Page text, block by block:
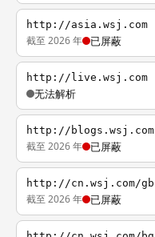
http://asia.wsj.com
截至 2026 年 已屏蔽
http://live.wsj.com
无法解析
http://blogs.wsj.com
截至 2026 年 已屏蔽
http://cn.wsj.com/gb
截至 2026 年 已屏蔽